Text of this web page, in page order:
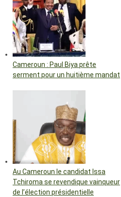
Cameroun : Paul Biya prête
serment pour un huitième mandat
Au Cameroun le candidat Issa
Tchiroma se revendique vainqueur
de l’élection présidentielle